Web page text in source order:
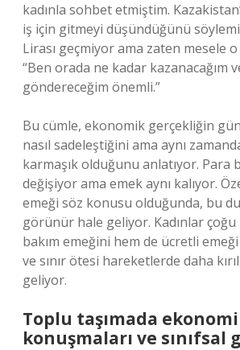
kadınla sohbet etmiştim.
iş için gitmeyi düşündüğünü
Lirası geçmiyor ama zaten mesele
“Ben orada ne kadar kazanacağım
göndereceğim önemli.”
Bu cümle, ekonomik gerçekliğin
nasıl sadeleştiğini ama aynı
karmaşık olduğunu anlatıyor. Para
değişiyor ama emek aynı kalıyor.
emeği söz konusu olduğunda, bu
görünür hale geliyor. Kadınlar çoğu
bakım emeğini hem de ücretli
ve sınır ötesi hareketlerde daha
geliyor.
Toplu taşımada ekonomi
konuşmaları ve sınıfsal